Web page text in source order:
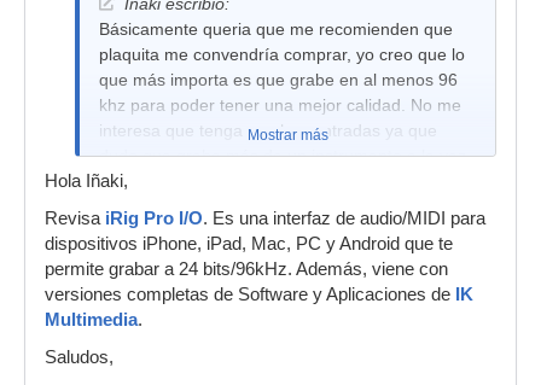
Básicamente queria que me recomienden que
plaquita me convendría comprar, yo creo que lo
que más importa es que grabe en al menos 96
khz para poder tener una mejor calidad. No me
interesa que tenga muchas entradas ya que
dudo que grabe más de un instrumento a la vez.
Mostrar más
Hola Iñaki,
Revisa iRig Pro I/O. Es una interfaz de audio/MIDI para
dispositivos iPhone, iPad, Mac, PC y Android que te
permite grabar a 24 bits/96kHz. Además, viene con
versiones completas de Software y Aplicaciones de
IK
Multimedia.
Saludos,